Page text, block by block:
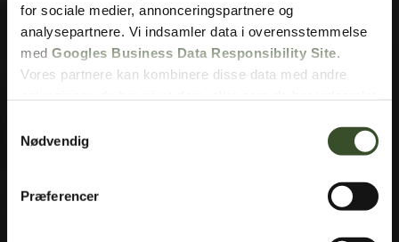
for sociale medier, annonceringspartnere og
analysepartnere. Vi indsamler data i overensstemmelse
med Googles Business Data Responsibility Site.
Vores partnere kan kombinere disse data med andre
Nødvendig
Præferencer